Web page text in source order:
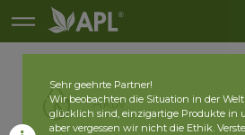
Aktiv
Sehr geehrte Partner!
Wir beobachten die Situation in der
glücklich sind, einzigartige Produkte in
aber vergessen wir nicht die Ethik.